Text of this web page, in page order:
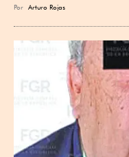
Por Arturo Rojas